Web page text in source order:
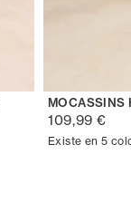
MOCASSINS
109,99 €
Existe en 5